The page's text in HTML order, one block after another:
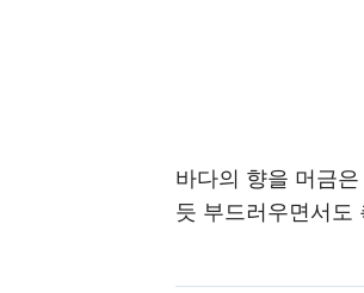
바다의 향을 머금
듯 부드러우면서도